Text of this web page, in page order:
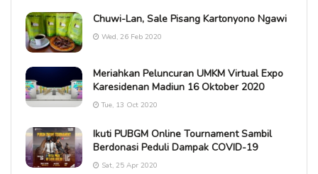
Chuwi-Lan, Sale Pisang Kartonyono Ngawi
Wed, 26 Feb 2020
Meriahkan Peluncuran UMKM Virtual Expo
Karesidenan Madiun 16 Oktober 2020
Tue, 13 Oct 2020
Ikuti PUBGM Online Tournament Sambil
Berdonasi Peduli Dampak COVID-19
Sat, 25 Apr 2020